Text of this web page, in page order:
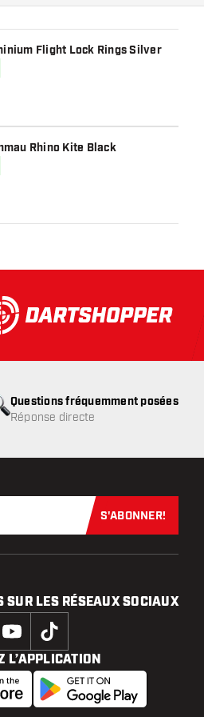
Flight Lock Rings Silver
Rhino Kite Black
les24 heures Retours
Questions fréquemment posées
Réponse directe
Abonnez-
S'ABONNER!
SUR LES RÉSEAUX SOCIAUX
L’APPLICATION